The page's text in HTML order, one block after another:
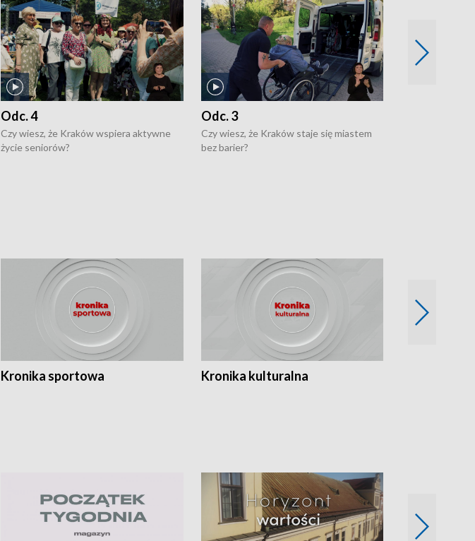
Odc. 4
Czy wiesz, że Kraków wspiera aktywne
życie seniorów?
Odc. 3
Czy wiesz, że Kraków staje się miastem
bez barier?
Kronika sportowa Kronika kulturalna